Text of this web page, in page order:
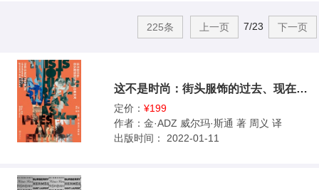
225条 上一页 7/23 下一页
这不是时尚：街头服饰的过去、现在和未来
定价： ¥199
作者： 金·ADZ 威尔玛·斯通 著 周义 译
出版时间：
2022-01-11